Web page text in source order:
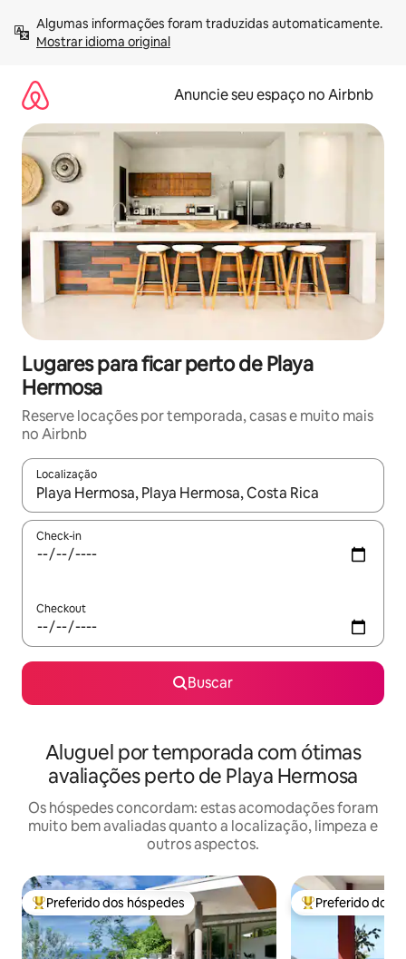
para
Mostrar idioma original
Anuncie seu espaço no Airbnb
Lugares para ficar perto de Playa
Hermosa
Reserve locações por temporada, casas e muito mais
no Airbnb
Localização
Quando os resultados estiverem disponíveis, explore-os
Check-in
Checkout
Buscar
Aluguel por temporada com ótimas
avaliações perto de Playa Hermosa
Os hóspedes concordam: estas acomodações foram
muito bem avaliadas quanto a localização, limpeza e
outros aspectos.
Entre os melhores preferidos dos hóspedes
Preferido dos hóspedes Entre os
Preferido dos